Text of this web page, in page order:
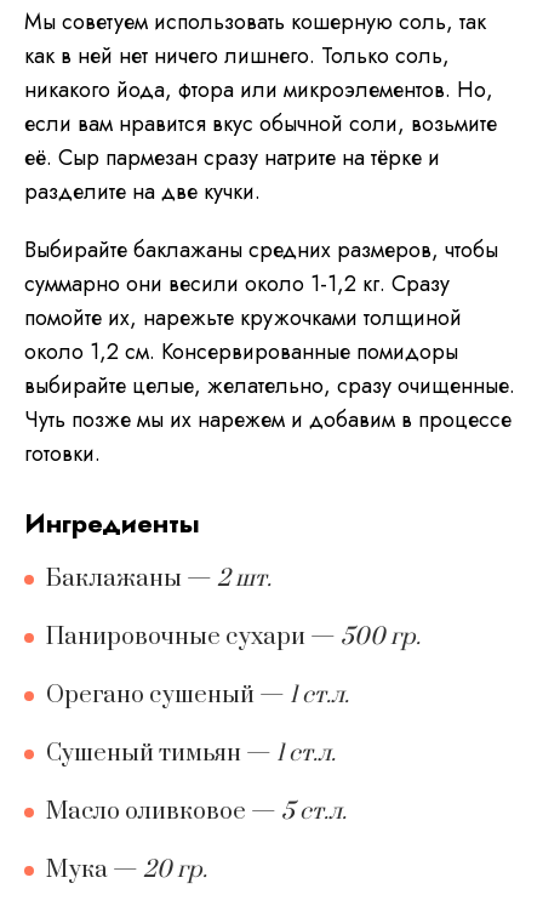
Мы советуем использовать кошерную соль, так
как в ней нет ничего лишнего. Только соль,
никакого йода, фтора или микроэлементов. Но,
если вам нравится вкус обычной соли, возьмите
её. Сыр пармезан сразу натрите на тёрке и
разделите на две кучки.
Выбирайте баклажаны средних размеров, чтобы
суммарно они весили около 1-1,2 кг. Сразу
помойте их, нарежьте кружочками толщиной
около 1,2 см. Консервированные помидоры
выбирайте целые, желательно, сразу очищенные.
Чуть позже мы их нарежем и добавим в процессе
готовки.
ингредиенты
Баклажаны — 2 шт.
Панировочные сухари — 500 гр.
Орегано сушеный — 1 ст.л.
Сушеный тимьян — 1 ст.л.
Масло оливковое — 5 ст.л.
Мука — 20 гр.